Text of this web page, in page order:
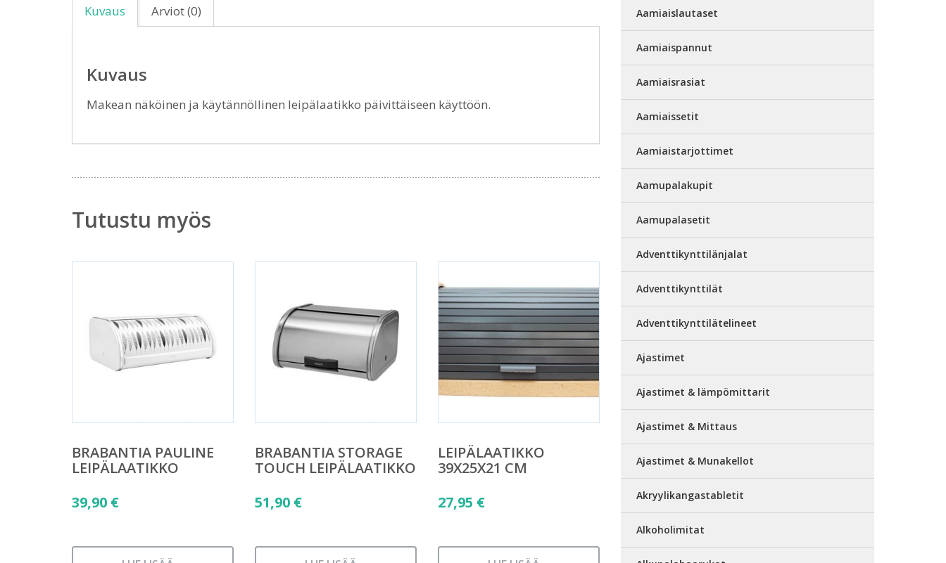
Kuvaus Arviot (0)
Kuvaus
Makean näköinen ja käytännöllinen leipälaatikko päivittäiseen käyttöön.
Tutustu myös
BRABANTIA PAULINE
LEIPÄLAATIKKO
39,90 €
BRABANTIA STORAGE
TOUCH LEIPÄLAATIKKO
51,90 €
LEIPÄLAATIKKO
39X25X21 CM
27,95 €
Aamiaislautaset
Aamiaispannut
Aamiaisrasiat
Aamiaissetit
Aamiaistarjottimet
Aamupalakupit
Aamupalasetit
Adventtikynttilänjalat
Adventtikynttilät
Adventtikynttilätelineet
Ajastimet
Ajastimet & lämpömittarit
Ajastimet & Mittaus
Ajastimet & Munakellot
Akryylikangastabletit
Alkoholimitat